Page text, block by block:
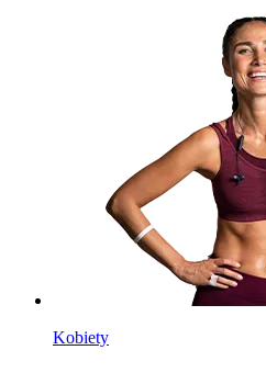
Kobiety